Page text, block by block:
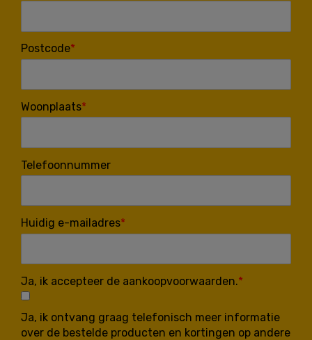
Postcode
Woonplaats
Telefoonnummer
Huidig e-mailadres
Ja, ik accepteer de aankoopvoorwaarden.
Ja, ik ontvang graag telefonisch meer informatie
over de bestelde producten en kortingen op andere